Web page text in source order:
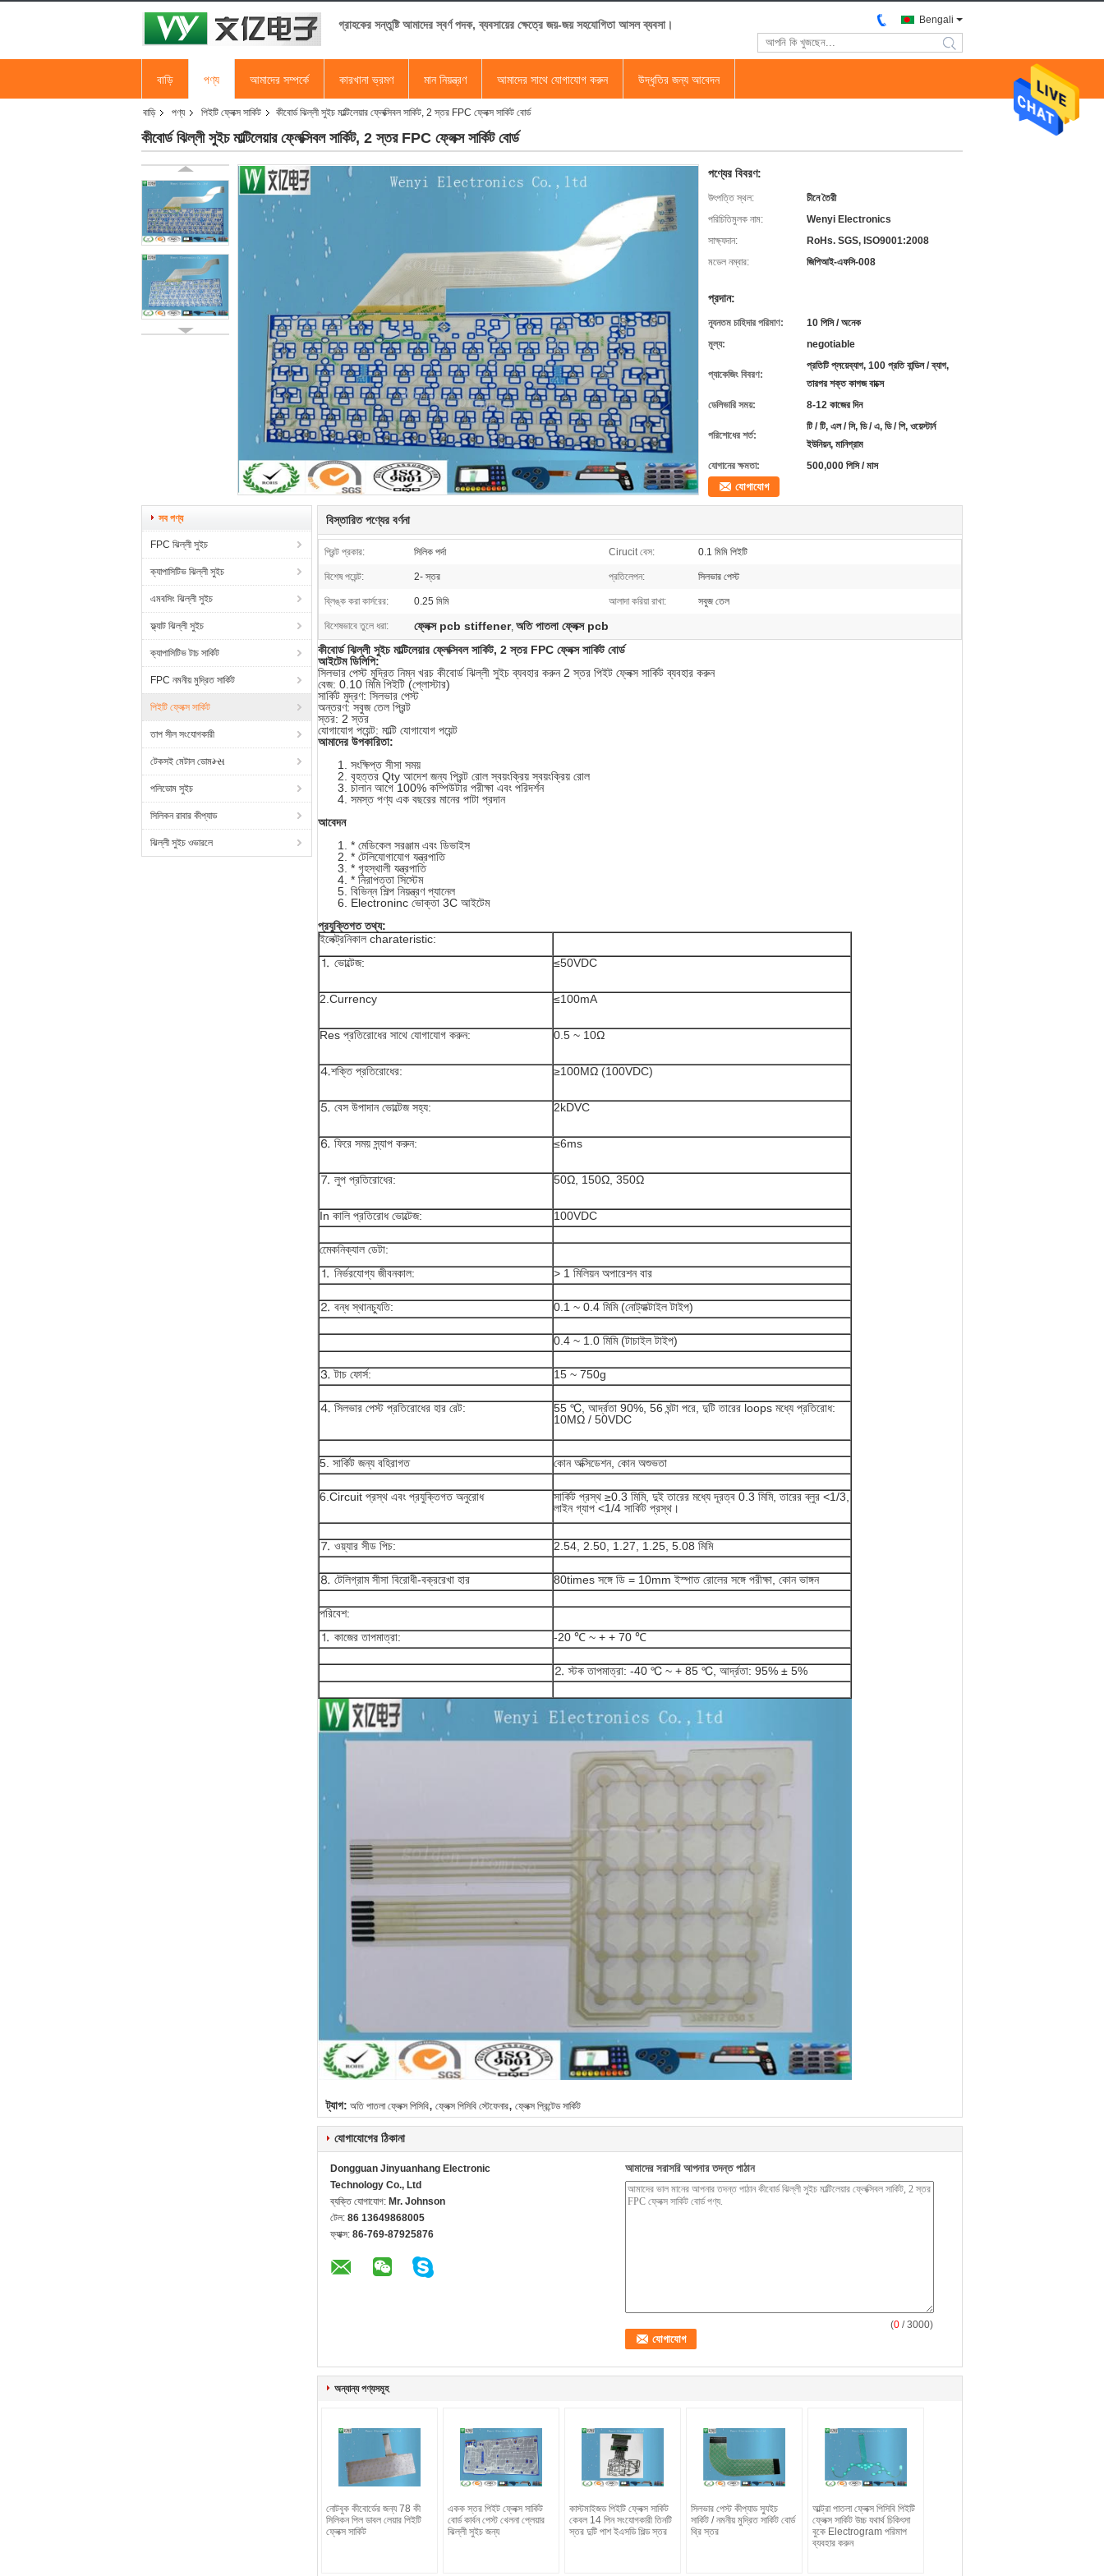
গ্রাহকের সন্তুষ্টি আমাদের স্বর্ণ পদক, ব্যবসায়ের ক্ষেত্রে জয়-জয় সহযোগিতা আসল ব্যবসা। Bengali
search
বাড়ি পণ্য আমাদের সম্পর্কে কারখানা ভ্রমণ মান নিয়ন্ত্রণ আমাদের সাথে যোগাযোগ করুন উদ্ধৃতির জন্য আবেদন
বাড়ি পণ্য পিইটি ফ্লেক্স সার্কিট কীবোর্ড ঝিল্লী সুইচ মাল্টিলেয়ার ফ্লেক্সিবল সার্কিট, 2 স্তর FPC ফ্লেক্স সার্কিট বোর্ড
কীবোর্ড ঝিল্লী সুইচ মাল্টিলেয়ার ফ্লেক্সিবল সার্কিট, 2 স্তর FPC ফ্লেক্স সার্কিট বোর্ড
পণ্যের বিবরণ:
উৎপত্তি স্থল:
চীনে তৈরী
পরিচিতিমুলক নাম:
Wenyi Electronics
সাক্ষ্যদান:
RoHs. SGS, ISO9001:2008
মডেল নম্বার:
জিপিআই-এফসি-008
প্রদান:
ন্যূনতম চাহিদার পরিমাণ:
10 পিসি / অনেক
মূল্য:
negotiable
প্যাকেজিং বিবরণ:
প্রতিটি প্লয়েব্যাগ, 100 প্রতি বান্ডিল / ব্যাগ,
তারপর শক্ত কাগজ বাক্সে
ডেলিভারি সময়:
8-12 কাজের দিন
পরিশোধের শর্ত:
টি / টি, এল / সি, ডি / এ, ডি / পি, ওয়েস্টার্ন
ইউনিয়ন, মানিগ্রাম
যোগানের ক্ষমতা:
500,000 পিসি / মাস
যোগাযোগ
সব পণ্য
FPC ঝিল্লী সুইচ
ক্যাপাসিটিভ ঝিল্লী সুইচ
এমবসিং ঝিল্লী সুইচ
ফ্ল্যাট ঝিল্লী সুইচ
ক্যাপাসিটিভ টাচ সার্কিট
FPC নমনীয় মুদ্রিত সার্কিট
পিইটি ফ্লেক্স সার্কিট
তাপ সীল সংযোগকারী
টেকসই মেটাল ডোমમ્સ
পলিডোম সুইচ
সিলিকন রাবার কীপ্যাড
ঝিল্লী সুইচ ওভারলে
বিস্তারিত পণ্যের বর্ণনা
প্রিন্ট প্রকার: সিলিক পর্দা Cirucit বেস: 0.1 মিমি পিইটি
বিশেষ পয়েন্ট: 2- স্তর প্রতিলেপন: সিলভার পেস্ট
ব্লিঙ্ক করা কার্সরের: 0.25 মিমি আলাদা করিয়া রাখা: সবুজ তেল
বিশেষভাবে তুলে ধরা: ফ্লেক্স pcb stiffener, অতি পাতলা ফ্লেক্স pcb
কীবোর্ড ঝিল্লী সুইচ মাল্টিলেয়ার ফ্লেক্সিবল সার্কিট, 2 স্তর FPC ফ্লেক্স সার্কিট বোর্ড
আইটেম ডিলিপি:
সিলভার পেস্ট মুদ্রিত নিম্ন খরচ কীবোর্ড ঝিল্লী সুইচ ব্যবহার করুন 2 স্তর পিইট ফ্লেক্স সার্কিট ব্যবহার করুন
বেজ: 0.10 মিমি পিইটি (প্লোস্টার)
সার্কিট মুদ্রণ: সিলভার পেস্ট
অন্তরণ: সবুজ তেল প্রিন্ট
স্তর: 2 স্তর
যোগাযোগ পয়েন্ট: মাল্টি যোগাযোগ পয়েন্ট
আমাদের উপকারিতা:
সংক্ষিপ্ত সীসা সময়
বৃহত্তর Qty আদেশ জন্য প্রিন্ট রোল স্বয়ংক্রিয় স্বয়ংক্রিয় রোল
চালান আগে 100% কম্পিউটার পরীক্ষা এবং পরিদর্শন
সমস্ত পণ্য এক বছরের মানের পাটা প্রদান
আবেদন
* মেডিকেল সরঞ্জাম এবং ডিভাইস
* টেলিযোগাযোগ যন্ত্রপাতি
* গৃহস্থালী যন্ত্রপাতি
* নিরাপত্তা সিস্টেম
বিভিন্ন শিল্প নিয়ন্ত্রণ প্যানেল
Electroninc ভোক্তা 3C আইটেম
প্রযুক্তিগত তথ্য:
ইলেক্ট্রনিকাল charateristic:
⒈ ভোল্টেজ:
≤50VDC
2.Currency ≤100mA
Res প্রতিরোধের সাথে যোগাযোগ করুন: 0.5 ~ 10Ω
⒋শক্তি প্রতিরোধের: ≥100MΩ (100VDC)
⒌ বেস উপাদান ভোল্টেজ সহ্য: 2kDVC
⒍ ফিরে সময় স্ন্যাপ করুন: ≤6ms
⒎ লুপ প্রতিরোধের: 50Ω, 150Ω, 350Ω
In কালি প্রতিরোধ ভোল্টেজ: 100VDC
মেেকনিক্যাল ডেটা:
⒈ নির্ভরযোগ্য জীবনকাল:
> 1 মিলিয়ন অপারেশন বার
⒉ বন্ধ স্থানচ্যুতি: 0.1 ~ 0.4 মিমি (নোট্যাক্টাইল টাইপ)
0.4 ~ 1.0 মিমি (টাচাইল টাইপ)
⒊ টাচ ফোর্স: 15 ~ 750g
⒋ সিলভার পেস্ট প্রতিরোধের হার রেট:
55 ℃, আর্দ্রতা 90%, 56 ঘন্টা পরে, দুটি তারের loops মধ্যে প্রতিরোধ:
10MΩ / 50VDC
5. সার্কিট জন্য বহিরাগত কোন অক্সিডেশন, কোন অশুভতা
6.Circuit প্রস্থ এবং প্রযুক্তিগত অনুরোধ
সার্কিট প্রস্থ ≥0.3 মিমি, দুই তারের মধ্যে দূরত্ব 0.3 মিমি, তারের ব্লুর <1/3,
লাইন গ্যাপ <1/4 সার্কিট প্রস্থ।
⒎ ওয়্যার সীড পিচ: 2.54, 2.50, 1.27, 1.25, 5.08 মিমি
⒏ টেলিগ্রাম সীসা বিরোধী-বক্ররেখা হার 80times সঙ্গে ডি = 10mm ইস্পাত রোলের সঙ্গে পরীক্ষা, কোন ভাঙ্গন
পরিবেশ:
⒈ কাজের তাপমাত্রা:
-20 ℃ ~ + + 70 ℃
⒉ স্টক তাপমাত্রা: -40 ℃ ~ + 85 ℃, আর্দ্রতা: 95% ± 5%
ট্যাগ: অতি পাতলা ফ্লেক্স পিসিবি, ফ্লেক্স পিসিবি স্টেফেনার, ফ্লেক্স প্রিন্টেড সার্কিট
যোগাযোগের ঠিকানা
Dongguan Jinyuanhang Electronic
Technology Co., Ltd
ব্যক্তি যোগাযোগ: Mr. Johnson
টেল: 86 13649868005
ফ্যাক্স: 86-769-87925876
আমাদের সরাসরি আপনার তদন্ত পাঠান
(0 / 3000)
অন্যান্য পণ্যসমূহ
নোটবুক কীবোর্ডের জন্য 78 কী
সিলিকন পিল ডাবল লেয়ার পিইটি
ফ্লেক্স সার্কিট
একক স্তর পিইট ফ্লেক্স সার্কিট
বোর্ড কার্বন পেস্ট খেলনা প্লেয়ার
ঝিল্লী সুইচ জন্য
কাস্টমাইজড পিইটি ফ্লেক্স সার্কিট
কেবল 14 পিন সংযোগকারী তিনটি
স্তর দুটি পাশ ইএসডি শিল্ড স্তর
সিলভার পেস্ট কীপ্যাড স্যুইচ
সার্কিট / নমনীয় মুদ্রিত সার্কিট বোর্ড
থ্রি স্তর
আল্ট্রা পাতলা ফ্লেক্স পিসিবি পিইটি
ফ্লেক্স সার্কিট উচ্চ যথার্থ চিকিৎসা
বুকে Electrogram পরিমাপ
ব্যবহার করুন